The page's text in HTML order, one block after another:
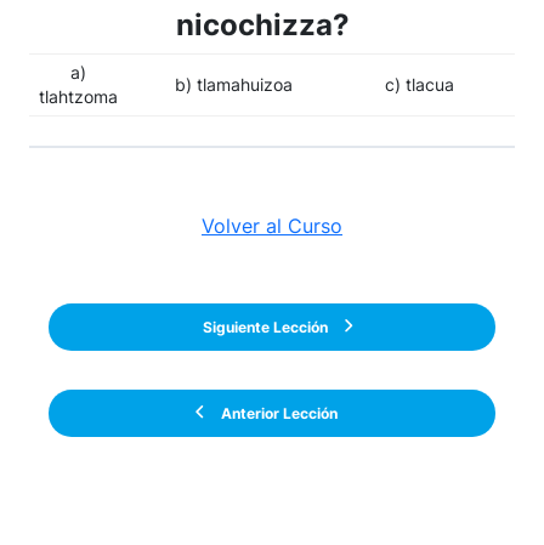
nicochizza?
a)
tlahtzoma
b) tlamahuizoa c) tlacua
Anterior Lección
Volver al Curso
Siguiente Lección